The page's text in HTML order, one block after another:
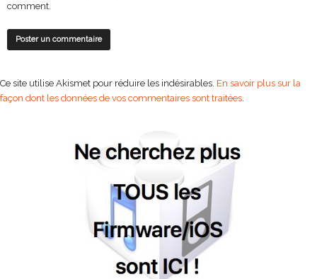
comment.
Ce site utilise Akismet pour réduire les indésirables. En savoir plus sur la
façon dont les données de vos commentaires sont traitées.